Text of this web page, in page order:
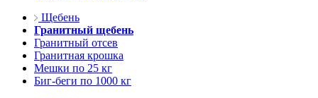
Щебень
Гранитный щебень
Гранитный отсев
Гранитная крошка
Мешки по 25 кг
Биг-беги по 1000 кг